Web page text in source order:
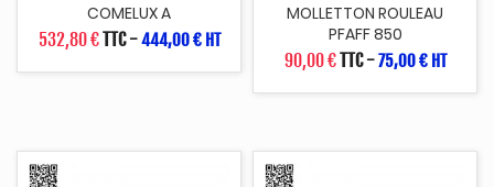
COMELUX A
532,80 €TTC-444,00 € HT
MOLLETTON ROULEAU
PFAFF 850
90,00 €TTC-75,00 € HT